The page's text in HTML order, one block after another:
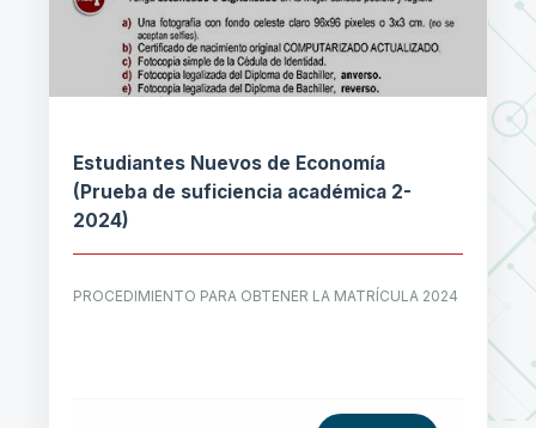
Estudiantes Nuevos de Economía
(Prueba de suficiencia académica 2-
2024)
PROCEDIMIENTO PARA OBTENER LA MATRÍCULA 2024